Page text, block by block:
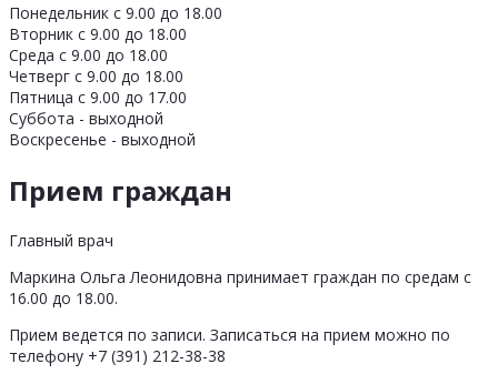
Понедельник с 9.00 до 18.00
Вторник с 9.00 до 18.00
Среда с 9.00 до 18.00
Четверг с 9.00 до 18.00
Пятница с 9.00 до 17.00
Суббота - выходной
Воскресенье - выходной
Прием граждан
Главный врач
Маркина Ольга Леонидовна принимает граждан по средам с
16.00 до 18.00.
Прием ведется по записи. Записаться на прием можно по
телефону +7 (391) 212-38-38